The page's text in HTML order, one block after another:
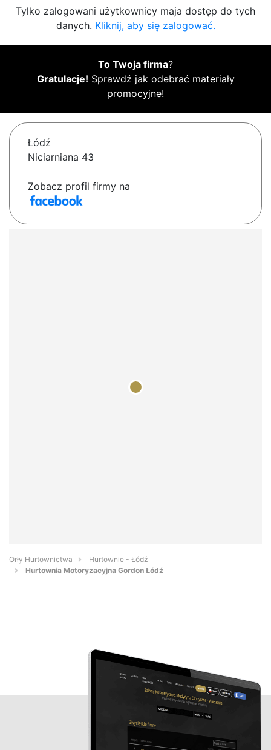
Tylko zalogowani użytkownicy maja dostęp do tych
danych. Kliknij, aby się zalogować.
To Twoja firma?
Gratulacje! Sprawdź jak odebrać materiały
promocyjne!
Łódź
Niciarniana 43
Zobacz profil firmy na
Orły Hurtownictwa
Hurtownie - Łódź
Hurtownia Motoryzacyjna Gordon Łódź